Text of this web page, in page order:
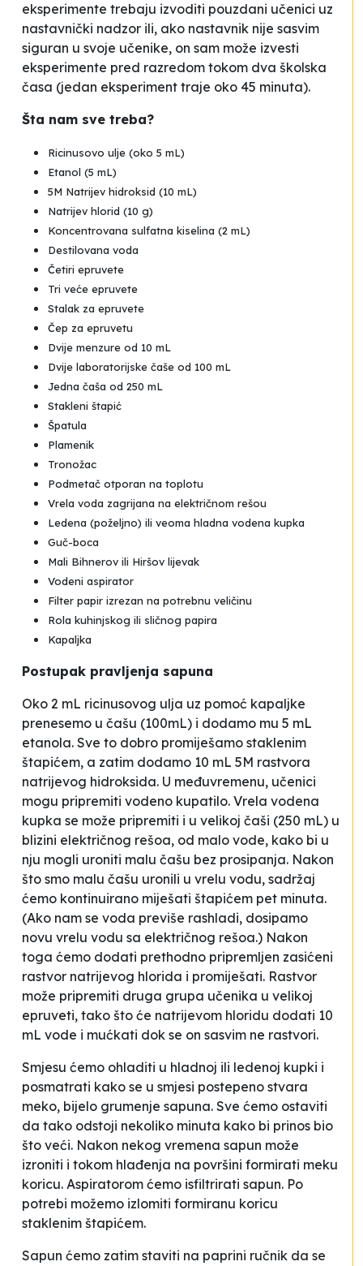
eksperimente trebaju izvoditi pouzdani učenici uz
nastavnički nadzor ili, ako nastavnik nije sasvim
siguran u svoje učenike, on sam može izvesti
eksperimente pred razredom tokom dva školska
časa (jedan eksperiment traje oko 45 minuta).
Šta nam sve treba?
Ricinusovo ulje (oko 5 mL)
Etanol (5 mL)
5M Natrijev hidroksid (10 mL)
Natrijev hlorid (10 g)
Koncentrovana sulfatna kiselina (2 mL)
Destilovana voda
Četiri epruvete
Tri veće epruvete
Stalak za epruvete
Čep za epruvetu
Dvije menzure od 10 mL
Dvije laboratorijske čaše od 100 mL
Jedna čaša od 250 mL
Stakleni štapić
Špatula
Plamenik
Tronožac
Podmetač otporan na toplotu
Vrela voda zagrijana na električnom rešou
Ledena (poželjno) ili veoma hladna vodena kupka
Guč-boca
Mali Bihnerov ili Hiršov lijevak
Vodeni aspirator
Filter papir izrezan na potrebnu veličinu
Rola kuhinjskog ili sličnog papira
Kapaljka
Postupak pravljenja sapuna
Oko 2 mL ricinusovog ulja uz pomoć kapaljke
prenesemo u čašu (100mL) i dodamo mu 5 mL
etanola. Sve to dobro promiješamo staklenim
štapićem, a zatim dodamo 10 mL 5M rastvora
natrijevog hidroksida. U međuvremenu, učenici
mogu pripremiti vodeno kupatilo. Vrela vodena
kupka se može pripremiti i u velikoj čaši (250 mL) u
blizini električnog rešoa, od malo vode, kako bi u
nju mogli uroniti malu čašu bez prosipanja. Nakon
što smo malu čašu uronili u vrelu vodu, sadržaj
ćemo kontinuirano miješati štapićem pet minuta.
(Ako nam se voda previše rashladi, dosipamo
novu vrelu vodu sa električnog rešoa.) Nakon
toga ćemo dodati prethodno pripremljen zasićeni
rastvor natrijevog hlorida i promiješati. Rastvor
može pripremiti druga grupa učenika u velikoj
epruveti, tako što će natrijevom hloridu dodati 10
mL vode i mućkati dok se on sasvim ne rastvori.
Smjesu ćemo ohladiti u hladnoj ili ledenoj kupki i
posmatrati kako se u smjesi postepeno stvara
meko, bijelo grumenje sapuna. Sve ćemo ostaviti
da tako odstoji nekoliko minuta kako bi prinos bio
što veći. Nakon nekog vremena sapun može
izroniti i tokom hlađenja na površini formirati meku
koricu. Aspiratorom ćemo isfiltrirati sapun. Po
potrebi možemo izlomiti formiranu koricu
staklenim štapićem.
Sapun ćemo zatim staviti na paprini ručnik da se